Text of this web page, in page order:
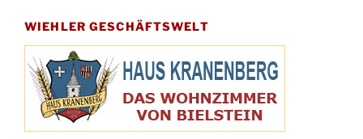
Kinderbibeltag im Ev. Gemeindehaus von 10-
12 Uhr
09.10.
Afterwork-Andacht um 18:00 Uhr in der
Kirche
10.10.
Sandmännchen-Gottesdienst in der Kirche
WIEHLER GESCHÄFTSWELT